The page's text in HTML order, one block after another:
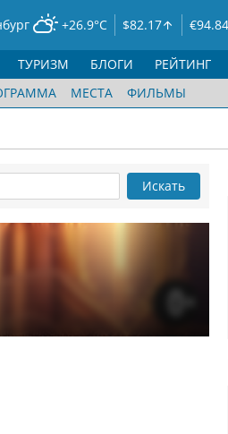
+26.9°C $82.17 €94.84
МЕСТА ФИЛЬМЫ
ТУРИЗМ БЛОГИ РЕЙТИНГ
Искать